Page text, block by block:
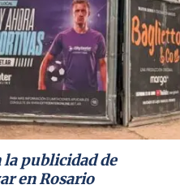
publicidad de
en Rosario